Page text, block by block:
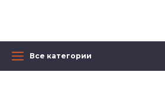
Все категории